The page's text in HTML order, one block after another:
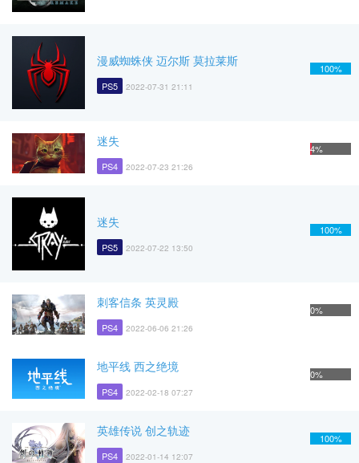
漫威蜘蛛侠 迈尔斯 莫拉莱斯
PS5 2022-07-31 21:11
100%
迷失
PS4 2022-07-23 21:26
4%
迷失
PS5 2022-07-22 13:50
100%
刺客信条 英灵殿
PS4 2022-06-06 21:26
0%
地平线 西之绝境
PS4 2022-02-18 07:27
0%
英雄传说 创之轨迹
PS4 2022-01-14 12:07
100%